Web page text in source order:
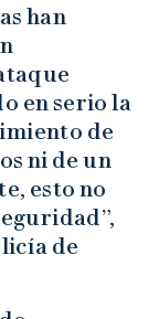
han
en serio la
de
ni de un
esto no
de